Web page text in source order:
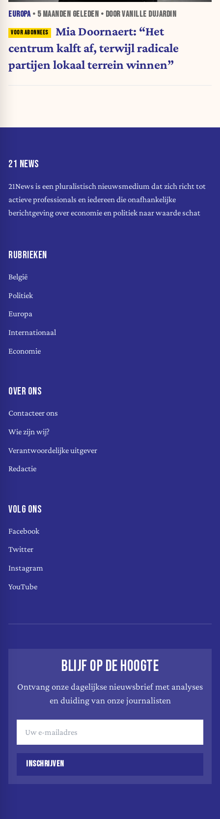
EUROPA• 5 MAANDEN GELEDEN • DOOR VANILLE DUJARDIN
Mia Doornaert: “Het
centrum kalft af, terwijl radicale
partijen lokaal terrein winnen”
21 NEWS
21News is een pluralistisch nieuwsmedium dat zich richt tot
actieve professionals en iedereen die onafhankelijke
berichtgeving over economie en politiek naar waarde schat
RUBRIEKEN
België
Politiek
Europa
Internationaal
Economie
OVER ONS
Contacteer ons
Wie zijn wij?
Verantwoordelijke uitgever
Redactie
VOLG ONS
Facebook
Twitter
Instagram
YouTube
BLIJF OP DE HOOGTE
Ontvang onze dagelijkse nieuwsbrief met analyses
en duiding van onze journalisten
INSCHRIJVEN